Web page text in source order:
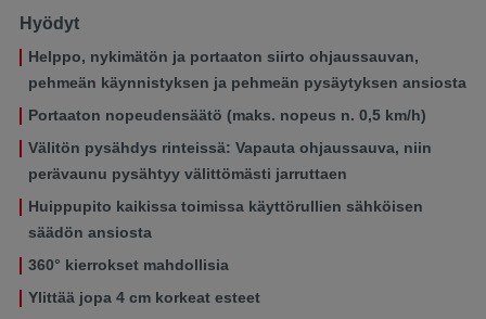
Hyödyt
Helppo, nykimätön ja portaaton siirto ohjaussauvan,
pehmeän käynnistyksen ja pehmeän pysäytyksen ansiosta
Portaaton nopeudensäätö (maks. nopeus n. 0,5 km/h)
Välitön pysähdys rinteissä: Vapauta ohjaussauva, niin
perävaunu pysähtyy välittömästi jarruttaen
Huippupito kaikissa toimissa käyttörullien sähköisen
säädön ansiosta
360° kierrokset mahdollisia
Ylittää jopa 4 cm korkeat esteet